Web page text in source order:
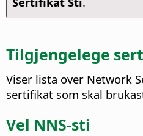
Tilgjengelege
Viser lista over Network
sertifikat som skal
Vel NNS-sti